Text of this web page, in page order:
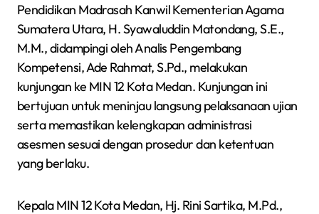
Pendidikan Madrasah Kanwil Kementerian Agama
Sumatera Utara, H. Syawaluddin Matondang, S.E.,
M.M., didampingi oleh Analis Pengembang
Kompetensi, Ade Rahmat, S.Pd., melakukan
kunjungan ke MIN 12 Kota Medan. Kunjungan ini
bertujuan untuk meninjau langsung pelaksanaan ujian
serta memastikan kelengkapan administrasi
asesmen sesuai dengan prosedur dan ketentuan
yang berlaku.
Kepala MIN 12 Kota Medan, Hj. Rini Sartika, M.Pd.,